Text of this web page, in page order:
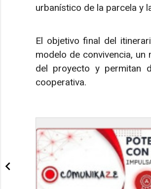
urbanístico de la parcela y
El objetivo final del
modelo de convivencia,
del proyecto y permitan
cooperativa.